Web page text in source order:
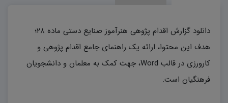
دانلود گزارش اقدام پژوهی هنرآموز صنایع دستی ماده ۲۸؛
هدف این محتوا، ارائه یک راهنمای جامع اقدام پژوهی و
کارورزی در قالب Word، جهت کمک به معلمان و دانشجویان
فرهنگیان است.